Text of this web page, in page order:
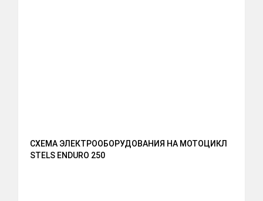
СХЕМА ЭЛЕКТРООБОРУДОВАНИЯ НА МОТОЦИКЛ
STELS ENDURO 250